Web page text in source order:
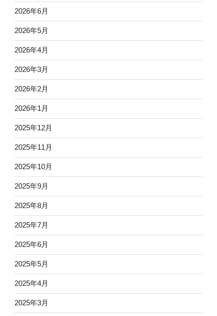
2026年6月
2026年5月
2026年4月
2026年3月
2026年2月
2026年1月
2025年12月
2025年11月
2025年10月
2025年9月
2025年8月
2025年7月
2025年6月
2025年5月
2025年4月
2025年3月